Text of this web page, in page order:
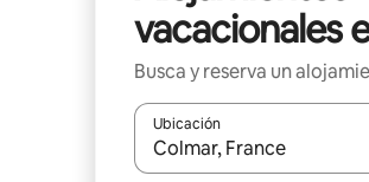
vacacionales
Busca y reserva un
Ubicación
Cuando los resultados